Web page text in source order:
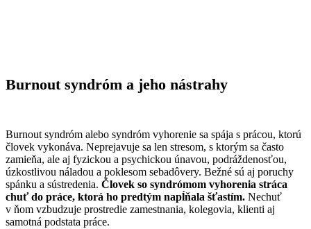
Burnout syndróm a jeho nástrahy
Burnout syndróm alebo syndróm vyhorenie sa spája s prácou, ktorú
človek vykonáva. Neprejavuje sa len stresom, s ktorým sa často
zamieňa, ale aj fyzickou a psychickou únavou, podráždenosťou,
úzkostlivou náladou a poklesom sebadôvery. Bežné sú aj poruchy
spánku a sústredenia. Človek so syndrómom vyhorenia stráca
chuť do práce, ktorá ho predtým napĺňala šťastím. Nechuť
v ňom vzbudzuje prostredie zamestnania, kolegovia, klienti aj
samotná podstata práce.